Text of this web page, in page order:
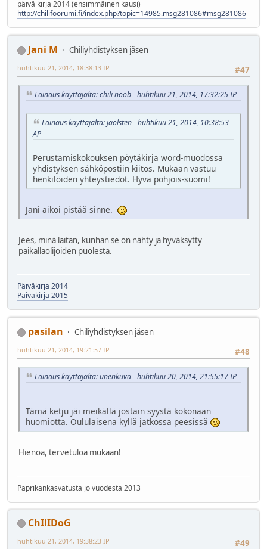
päivä kirja 2014 (ensimmäinen kausi)
http://chilifoorumi.fi/index.php?topic=14985.msg281086#msg281086
Jani M
Chiliyhdistyksen jäsen
#47
huhtikuu 21, 2014, 18:38:13 IP
Lainaus käyttäjältä: chili noob - huhtikuu 21, 2014, 17:32:25 IP
Lainaus käyttäjältä: jaolsten - huhtikuu 21, 2014, 10:38:53
AP
Perustamiskokouksen pöytäkirja word-muodossa
yhdistyksen sähköpostiin kiitos. Mukaan vastuu
henkilöiden yhteystiedot. Hyvä pohjois-suomi!
Jani aikoi pistää sinne.
Jees, minä laitan, kunhan se on nähty ja hyväksytty
paikallaolijoiden puolesta.
Päiväkirja 2014
Päiväkirja 2015
pasilan
Chiliyhdistyksen jäsen
#48
huhtikuu 21, 2014, 19:21:57 IP
Lainaus käyttäjältä: unenkuva - huhtikuu 20, 2014, 21:55:17 IP
Tämä ketju jäi meikällä jostain syystä kokonaan
huomiotta. Oululaisena kyllä jatkossa peesissä
Hienoa, tervetuloa mukaan!
Paprikankasvatusta jo vuodesta 2013
ChIlIDoG
#49
huhtikuu 21, 2014, 19:38:23 IP